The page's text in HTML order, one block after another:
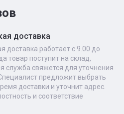
доставка
доставка работает с 9.00 до
товар поступит на склад,
служба свяжется для уточнения
предложит выбрать
доставки и уточнит адрес.
и соответствие